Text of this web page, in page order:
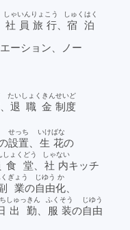
社員
しゃいん
旅行
りょこう
、宿泊
しゅくはく
ーション、ノー
、退職金
たいしょくきん
制度
せいど
設置
せっち
、 生花
いけばな
の
食堂
しょくどう
、 社内
しゃない
キッチ
業
ぎょう
の自由
じゆう
化
か
、
出勤
しゅっきん
、 服装
ふくそう
の自由
じゆう